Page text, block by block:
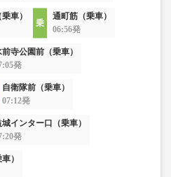
車）
通町筋（乗車）
06:56発
前寺公園前（乗車）
発
自衛隊前（乗車）
07:12発
城インター口（乗車）
発
）